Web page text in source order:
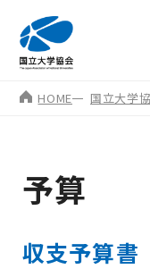
HOME 国立大学
予算
収支予算書